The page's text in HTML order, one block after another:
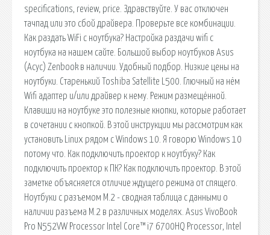
specifications, review, price. Здравствуйте. У вас отключен
тачпад или это сбой драйвера. Проверьте все комбинации.
Как раздать WiFi с ноутбука? Настройка раздачи wifi с
ноутбука на нашем сайте. Большой выбор ноутбуков Asus
(Асус) Zenbook в наличии. Удобный подбор. Низкие цены на
ноутбуки. Старенький Toshiba Satellite L500. Глючный на нём
Wifi адаптер и/или драйвер к нему. Режим размещённой.
Клавиши на ноутбуке это полезные кнопки, которые работает
в сочетании с кнопкой. В этой инструкции мы рассмотрим как
установить Linux рядом с Windows 10. Я говорю Windows 10
потому что. Как подключить проектор к ноутбуку? Как
подключить проектор к ПК? Как подключить проектор. В этой
заметке объясняется отличие ждущего режима от спящего.
Ноутбуки с разъемом М.2 - сводная таблица с данными о
наличии разъема М.2 в различных моделях. Asus VivoBook
Pro N552VW Processor Intel Core™ i7 6700HQ Processor, Intel